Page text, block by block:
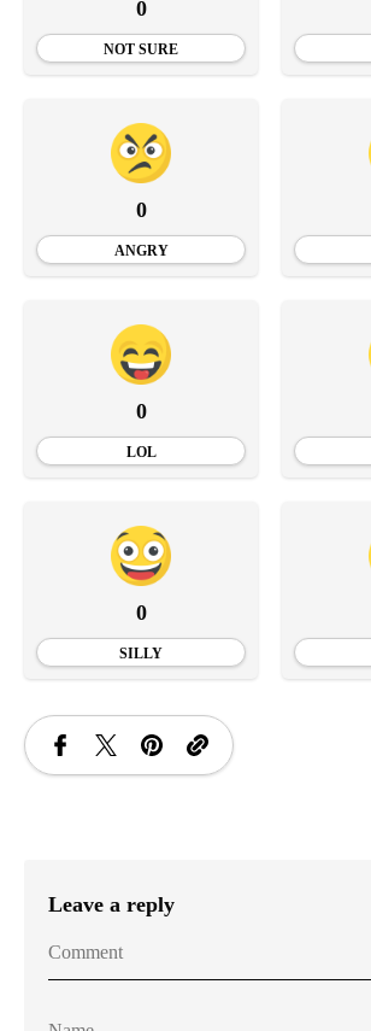
0
NOT SURE
0
ANGRY
0
LOL
0
SILLY
Leave a reply